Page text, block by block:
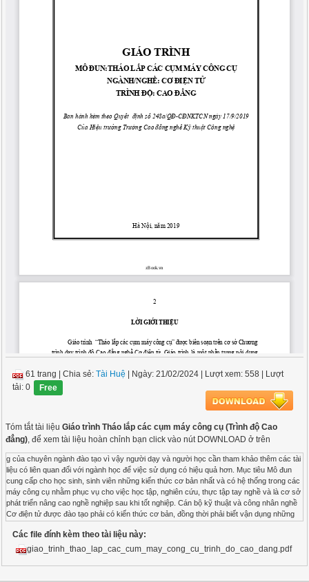
61 trang |Chia sẻ:Tài Huệ | Ngày: 21/02/2024 | Lượt xem: 558 | Lượt
tải: 0
Free
Tóm tắt tài liệuGiáo trình Tháo lắp các cụm máy công cụ (Trình độ Cao
đẳng), để xem tài liệu hoàn chỉnh bạn click vào nút DOWNLOAD ở trên
g của chuyên ngành đào tạo vì vậy người dạy và người học cần tham khảo thêm các tài liệu có liên quan đối với ngành học để việc sử dụng có hiệu quả hơn. Mục tiêu Mô đun cung cấp cho học sinh, sinh viên những kiến thức cơ bản nhất và có hệ thống trong các máy công cụ nhằm phục vụ cho việc học tập, nghiên cứu, thực tập tay nghề và là cơ sở phát triển nâng cao nghề nghiệp sau khi tốt nghiệp. Cán bộ kỹ thuật và công nhân nghề Cơ điện tử được đào tạo phải có kiến thức cơ bản, đồng thời phải biết vận dụng những kiến thức đó để giải quyết những vấn đề cụ thể trong thực tế sản xuất như sử dụng, sửa chữa, lắp ráp... Với mục đích đó, tài liệu cung cấp những kiến thức và kỹ năng cơ bản nhất trong lĩnh vực tháo lắp máy công cụ cắt gọt kim loại. Giáo trình được biên soạn với thời lượng 45 tiết, bao gồm 5 bài: Bài 1: Tháo, lắp trục truyền động Bài 2: Tháo, lắp cụm bàn gá Bài 3: Tháo, lắp cụm trục chính Bài 4: Tháo, lắp hệ thống thuỷ lực Bài 5: Tháo, lắp hệ thống khí nén Giáo trình được biên soạn cho đối tượng là học sinh, sinh viên, do tính chất phức tạp của mô đun nên công việc biên soạn nên chắc chắn không thể tránh khỏi những thiếu sót, rất mong người sử dụng đóng góp ý kiến. Xin chân thành cảm ơn. Hà Nội, ngày 17 tháng 9 năm 2019 Tham gia biên soạn 1. Chủ biên : Nguyễn Công Hùng Cùng các đồng nghiệp 3 TUYÊN BỐ BẢN QUYỀN Tài liệu này thuộc loại sách giáo trình nên các nguồn thông tin có thể được phép dùng nguyên bản hoặc trích dùng cho các mục đích về đào tạo và tham khảo. Mọi mục đích khác mang tính lệch lạc hoặc sử dụng với mục đích kinh doanh thiếu lành mạnh sẽ bị nghiêm cấm. 4 MỤC LỤC TRANG LỜI GIỚI THIỆU ...................................................... Error! Bookmark not defined. BÀI 1: THÁO, LẮP TRỤC TRUYỀN ĐỘNG .........................................................12 1. Chức năng, cấu tạo, nguyên lý làm việc của cụm trục truyền động ......................12 1.1.Cụm cơ cấu vít - đai ốc (Hình 1.1): ................................................................. 12 1.2.Cơ cấu truyền động vô cấp tốc độ: .................................................................. 13 1.3.Bộ truyền đai: .................................................................................................. 13 1.4.Bộ truyền xích: ................................................................................................ 14 1.5.Bộ truyền bánh răng ........................................................................................ 16 1.6.Trục tâm và trục truyền ................................................................................... 17 2. Lập quy trình tháo, lắp ...........................................................................................17 2.1.Cụm cơ cấu vít - đai ốc:................................................................................... 18 2.1.1.Quy trình tháo: .............................................................................................. 18 2.1.2.Quy trình lắp: ................................................................................................ 18 2.2.Cơ cấu truyền động vô cấp tốc độ và bộ truyền đai: ....................................... 18 2.2.1.Quy trình tháo: .............................................................................................. 18 2.2.2.Quy trình lắp: ................................................................................................ 19 2.3.Bộ truyền xích: ................................................................................................ 19 2.4.Bộ truyền bánh răng: ....................................................................................... 19 2.4.1.Quy trình tháo: .............................................................................................. 19 2.4.2.Quy trình lắp: ................................................................................................ 20 2.5.Trục tâm và trục truyền: .................................................................................. 20 3. Công tác chuẩn bị trước khi tháo ...........................................................................20 4. Kỹ thuật tháo, lắp trục truyền động .......................................................................21 4.1.Tháo vít cấy, bulông- đai ốc: ........................................................................... 22 4.2.Tháo chi tiết lắp chặt ra khỏi trục: ................................................................... 23 4.3.Rửa, làm sạch chi tiết và cụm máy: ................................................................. 24 5. Công tác an toàn, các dạng hỏng-nguyên nhân, biện pháp phòng ngừa và vệ sinh công nghiệp khi tháo, lắp trục truyền động ...............................................................24 5.1.Công tác an toàn và vệ sinh công nghiệp khi tháo, lắp cụm trục truyền động:24 5.1.1.Công tác an toàn ........................................................................................... 24 5.1.2.Vệ sinh công nghiệp: .................................................................................... 25 5 5.2.Các dạng hỏng - nguyên nhân, biện pháp phòng ngừa khi tháo, lắp cụm trục truyền động: ........................................................................................................... 25 5.2.1.Các dạng hỏng - nguyên nhân, biện pháp phòng ngừa khi tháo, lắp cụm trục vít đai ốc: .................................................................................................................... 25 5.2.2.Các dạng hỏng - nguyên nhân, biện pháp phòng ngừa khi tháo, lắp cụm cơ cấu truyền động vô cấp tốc độ: .................................................................................... 27 5.2.3.Các dạng hỏng - nguyên nhân, biện pháp phòng ngừa khi tháo, lắp bộ truyền đai: 28 5.2.4.Các dạng hỏng - nguyên nhân, biện pháp phòng ngừa khi tháo, lắp bộ truyền xích: ....................................................................................................................... 30 5.2.5.Các dạng hỏng - nguyên nhân, biện pháp phòng ngừa khi tháo, lắp trục truyền động: ...................................................................................................................... 32 BÀI 2: THÁO, LẮP CỤM BÀN GÁ ........................................................................36 1. Chức năng, cấu tạo, nguyên lý làm việc của cụm bàn gá ......................................36 1.1.Cấu tạo của cụm bàn gá dao: ........................................................................... 36 1.2.Nguyên lý làm việc: ......................................................................................... 37 2. Lập quy trình tháo, lắp ...........................................................................................38 3. Công tác chuẩn bị trước khi tháo ...........................................................................39 4. Kỹ thuật tháo, lắp cụm bàn gá ...............................................................................40 5. Công tác an toàn, các dạng hỏng, nguyên nhân, biện pháp phòng ngừa và vệ sinh công nghiệp khi tháo, lắp cụm bàn gá. ......................................................................41 BÀI 3: THÁO, LẮP CỤM TRỤC CHÍNH ...............................................................42 1. Chức năng, cấu tạo, nguyên lý làm việc cụm trục chính .......................................42 1.1. Cấu tạo: ........................................................................................................... 42 1.2.Nguyên lý làm việc của hộp trục chính máy tiện: ........................................... 44 2. Lập quy trình tháo, lắp cụm trục chính ..................................................................45 2.1.Quy trình tháo .................................................................................................. 46 2.2.Quy trình lắp .................................................................................................... 49 3. Công tác chuẩn bị trước khi tháo, lắp cụm trục chính ...........................................53 4. Kỹ thuật tháo, lắp cụm trục chính ..........................................................................53 4.1.Kỹ thuật tháo ô bi ............................................................................................ 53 4.2.Kỹ thuật lắp ổ bi: ............................................................................................. 59 6 5. Công tác an toàn, các dạng hỏng - nguyên nhân, biện pháp phòng ngừa và vệ sinh công nghiệp khi tháo, lắp cụm trục chính. .................................................................61 BÀI 4: THÁO, LẮP HỆ THỐNG THUỶ LỰC ........................................................62 1. Chức năng, cấu tạo, nguyên lý làm việc hệ thống thuỷ lực ...................................62 1.1.Bơm dầu .......................................................................................................... 62 1.1.1.Bơm bánh răng: ............................................................................................ 63 1.1.2.Bơm trục vít .................................................................................................. 65 1.1.3.Bơm cánh gạt ................................................................................................ 65 1.1.4.Bơm pittông .................................................................................................. 67 1.2.Bể dầu .............................................................................................................. 68 1.3.Thiết bị xử lý dầu thuỷ lực .............................................................................. 69 1.3.1.Yêu cầu đối với dầu thủy lực ........................................................................ 69 1.3.2.Bộ lọc dầu ..................................................................................................... 69 1.4.Hệ thống phân phối thuỷ lực .....................
Các file đính kèm theo tài liệu này:
giao_trinh_thao_lap_cac_cum_may_cong_cu_trinh_do_cao_dang.pdf